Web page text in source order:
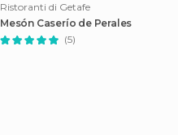
Ristoranti di Getafe
Mesón Caserío de Perales
(5)